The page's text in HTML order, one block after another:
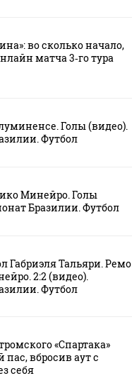
во сколько начало,
матча 3‑го тура
Голы (видео).
Футбол
Минейро. Голы
Бразилии. Футбол
Габриэля Тальяри. Ремо
2:2 (видео).
Футбол
«Спартака»
пас, вбросив аут с
себя